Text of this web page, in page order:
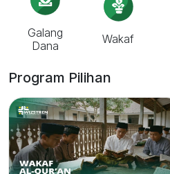
Galang
Dana
Wakaf
Program Pilihan